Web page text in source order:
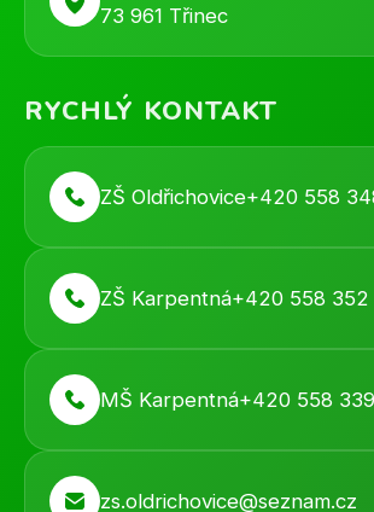
73 961 Třinec
RYCHLÝ KONTAKT
ZŠ Oldřichovice+420 558
ZŠ Karpentná+420 558 352
MŠ Karpentná+420 558
zs.oldrichovice@seznam.cz